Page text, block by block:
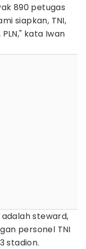
890 petugas
siapkan, TNI,
kata Iwan
steward,
personel TNI
stadion.